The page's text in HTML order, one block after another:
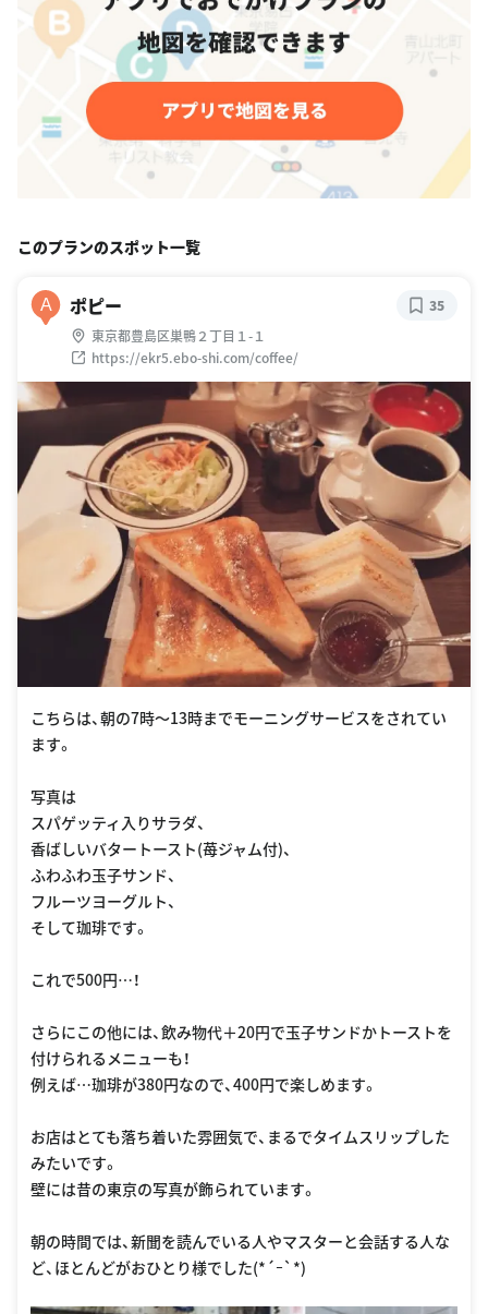
このプランのスポット一覧
A ポピー
東京都豊島区巣鴨２丁目１-１
https://ekr5.ebo-shi.com/coffee/
35
こちらは、朝の7時〜13時までモーニングサービスをされてい
ます。
写真は
スパゲッティ入りサラダ、
香ばしいバタートースト(苺ジャム付)、
ふわふわ玉子サンド、
フルーツヨーグルト、
そして珈琲です。
これで500円…！
さらにこの他には、飲み物代＋20円で玉子サンドかトーストを
付けられるメニューも！
例えば…珈琲が380円なので、400円で楽しめます。
お店はとても落ち着いた雰囲気で、まるでタイムスリップした
みたいです。
壁には昔の東京の写真が飾られています。
朝の時間では、新聞を読んでいる人やマスターと会話する人な
ど、ほとんどがおひとり様でした(*´ｰ`*)